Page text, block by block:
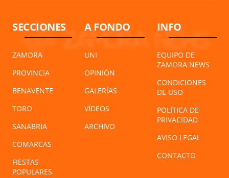
SECCIONES
ZAMORA
PROVINCIA
BENAVENTE
TORO
SANABRIA
COMARCAS
FIESTAS
POPULARES
A FONDO
UNI
OPINIÓN
GALERÍAS
VÍDEOS
ARCHIVO
INFO
EQUIPO DE
ZAMORA NEWS
CONDICIONES
DE USO
POLÍTICA DE
PRIVACIDAD
AVISO LEGAL
CONTACTO